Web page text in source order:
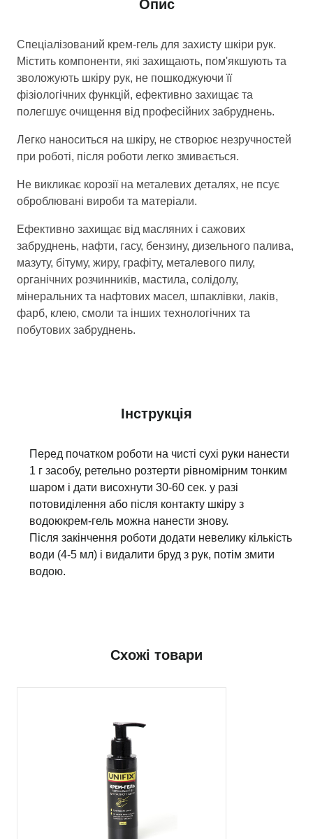
Опис
Спеціалізований крем-гель для захисту шкіри рук.
Містить компоненти, які захищають, пом'якшують та
зволожують шкіру рук, не пошкоджуючи її
фізіологічних функцій, ефективно захищає та
полегшує очищення від професійних забруднень.
Легко наноситься на шкіру, не створює незручностей
при роботі, після роботи легко змивається.
Не викликає корозії на металевих деталях, не псує
оброблювані вироби та матеріали.
Ефективно захищає від масляних і сажових
забруднень, нафти, гасу, бензину, дизельного палива,
мазуту, бітуму, жиру, графіту, металевого пилу,
органічних розчинників, мастила, солідолу,
мінеральних та нафтових масел, шпаклівки, лаків,
фарб, клею, смоли та інших технологічних та
побутових забруднень.
Інструкція
Перед початком роботи на чисті сухі руки нанести
1 г засобу, ретельно розтерти рівномірним тонким
шаром і дати висохнути 30-60 сек. у разі
потовиділення або після контакту шкіру з
водоюкрем-гель можна нанести знову.
Після закінчення роботи додати невелику кількість
води (4-5 мл) і видалити бруд з рук, потім змити
водою.
Схожі товари